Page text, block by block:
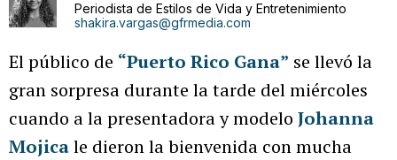
Periodista de Estilos de Vida y Entretenimiento
shakira.vargas@gfrmedia.com
El público de “Puerto Rico Gana” se llevó la
gran sorpresa durante la tarde del miércoles
cuando a la presentadora y modelo Johanna
Mojicale dieron la bienvenida con mucha